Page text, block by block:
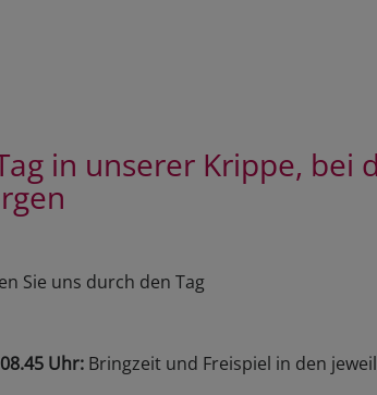
in unserer Krippe, bei
Sie uns durch den Tag
Uhr: Bringzeit und Freispiel in den